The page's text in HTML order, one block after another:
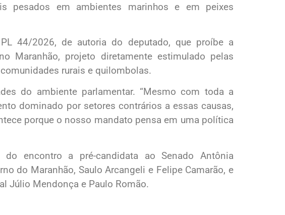
pesados em ambientes marinhos e em peixes
44/2026, de autoria do deputado, que proíbe a
Maranhão, projeto diretamente estimulado pelas
rurais e quilombolas.
do ambiente parlamentar. “Mesmo com toda a
dominado por setores contrários a essas causas,
porque o nosso mandato pensa em uma política
encontro a pré-candidata ao Senado Antônia
do Maranhão, Saulo Arcangeli e Felipe Camarão, e
Júlio Mendonça e Paulo Romão.